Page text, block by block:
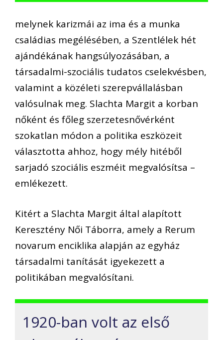
melynek karizmái az ima és a munka
családias megélésében, a Szentlélek hét
ajándékának hangsúlyozásában, a
társadalmi-szociális tudatos cselekvésben,
valamint a közéleti szerepvállalásban
valósulnak meg. Slachta Margit a korban
nőként és főleg szerzetesnővérként
szokatlan módon a politika eszközeit
választotta ahhoz, hogy mély hitéből
sarjadó szociális eszméit megvalósítsa –
emlékezett.
Kitért a Slachta Margit által alapított
Keresztény Női Táborra, amely a Rerum
novarum enciklika alapján az egyház
társadalmi tanítását igyekezett a
politikában megvalósítani.
1920-ban volt az első